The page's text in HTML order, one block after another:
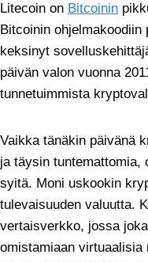
Litecoin on Bitcoinin
Bitcoinin
keksinyt
päivän valon vuonna
tunnetuimmista
Vaikka tänäkin päivänä
ja täysin tuntemattomia,
syitä. Moni uskookin
tulevaisuuden valuutta.
vertaisverkko, jossa
omistamiaan virtuaalisia